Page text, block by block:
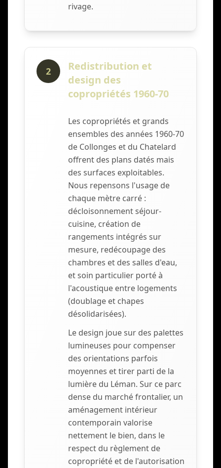
rivage.
2
Redistribution et
design des
copropriétés 1960-70
Les copropriétés et grands
ensembles des années 1960-70
de Collonges et du Chatelard
offrent des plans datés mais
des surfaces exploitables.
Nous repensons l'usage de
chaque mètre carré :
décloisonnement séjour-
cuisine, création de
rangements intégrés sur
mesure, redécoupage des
chambres et des salles d'eau,
et soin particulier porté à
l'acoustique entre logements
(doublage et chapes
désolidarisées).
Le design joue sur des palettes
lumineuses pour compenser
des orientations parfois
moyennes et tirer parti de la
lumière du Léman. Sur ce parc
dense du marché frontalier, un
aménagement intérieur
contemporain valorise
nettement le bien, dans le
respect du règlement de
copropriété et de l'autorisation